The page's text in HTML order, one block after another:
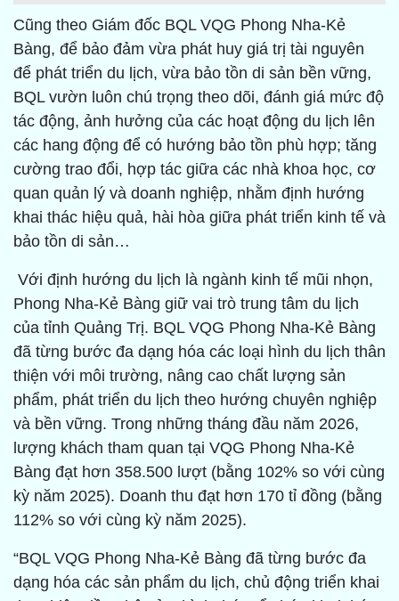
Cũng theo Giám đốc BQL VQG Phong Nha-Kẻ
Bàng, để bảo đảm vừa phát huy giá trị tài nguyên
để phát triển du lịch, vừa bảo tồn di sản bền vững,
BQL vườn luôn chú trọng theo dõi, đánh giá mức độ
tác động, ảnh hưởng của các hoạt động du lịch lên
các hang động để có hướng bảo tồn phù hợp; tăng
cường trao đổi, hợp tác giữa các nhà khoa học, cơ
quan quản lý và doanh nghiệp, nhằm định hướng
khai thác hiệu quả, hài hòa giữa phát triển kinh tế và
bảo tồn di sản…
Với định hướng du lịch là ngành kinh tế mũi nhọn,
Phong Nha-Kẻ Bàng giữ vai trò trung tâm du lịch
của tỉnh Quảng Trị. BQL VQG Phong Nha-Kẻ Bàng
đã từng bước đa dạng hóa các loại hình du lịch thân
thiện với môi trường, nâng cao chất lượng sản
phẩm, phát triển du lịch theo hướng chuyên nghiệp
và bền vững. Trong những tháng đầu năm 2026,
lượng khách tham quan tại VQG Phong Nha-Kẻ
Bàng đạt hơn 358.500 lượt (bằng 102% so với cùng
kỳ năm 2025). Doanh thu đạt hơn 170 tỉ đồng (bằng
112% so với cùng kỳ năm 2025).
“BQL VQG Phong Nha-Kẻ Bàng đã từng bước đa
dạng hóa các sản phẩm du lịch, chủ động triển khai